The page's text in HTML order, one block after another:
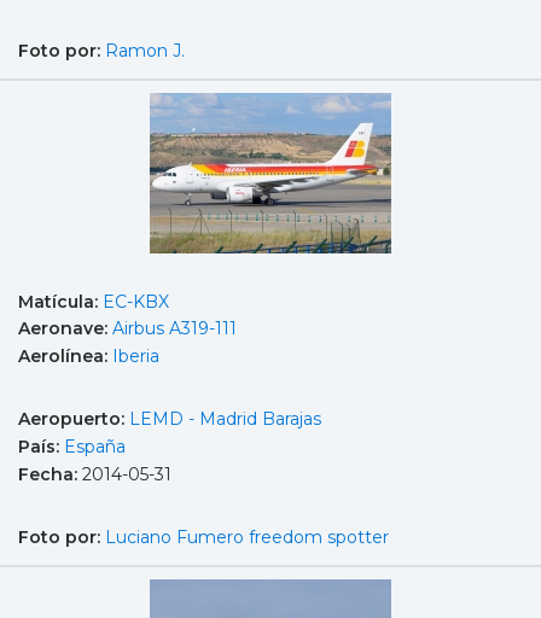
Foto por: Ramon J.
Matícula: EC-KBX
Aeronave: Airbus A319-111
Aerolínea: Iberia
Aeropuerto: LEMD - Madrid Barajas
País: España
Fecha: 2014-05-31
Foto por: Luciano Fumero freedom spotter